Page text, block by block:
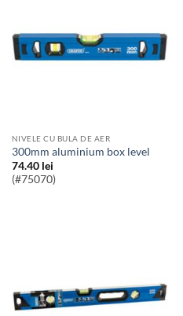
NIVELE CU BULA DE AER
300mm aluminium box level
74.40 lei
(#75070)